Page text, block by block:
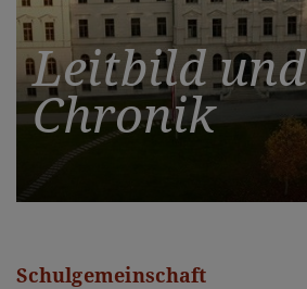
Leitbild und
Chronik
Schulgemeinschaft